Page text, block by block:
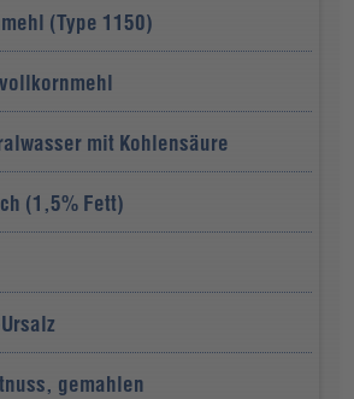
(Type 1150)
mit Kohlensäure
(1,5% Fett)
gemahlen